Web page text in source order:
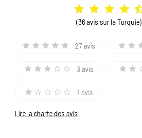
(36 avis sur la Turquie)
27 avis
3 avis
1 avis
Lire la charte des avis